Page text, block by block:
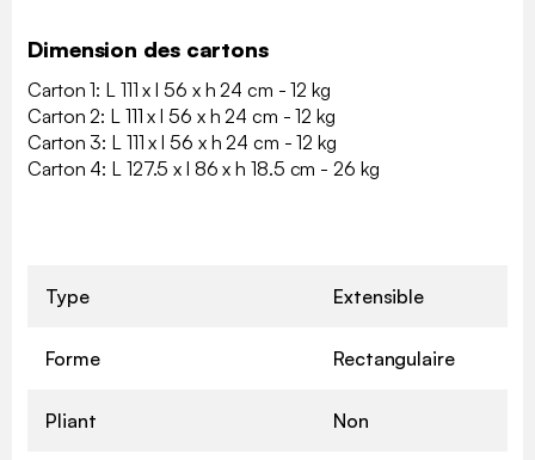
Dimension des cartons
Carton 1: L 111 x l 56 x h 24 cm - 12 kg
Carton 2: L 111 x l 56 x h 24 cm - 12 kg
Carton 3: L 111 x l 56 x h 24 cm - 12 kg
Carton 4: L 127.5 x l 86 x h 18.5 cm - 26 kg
Type Extensible
Forme Rectangulaire
Pliant Non